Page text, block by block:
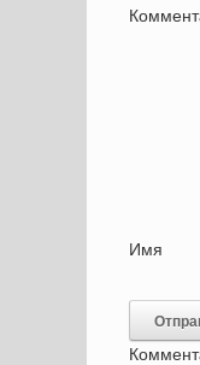
Имя